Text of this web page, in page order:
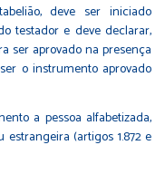
deve ser iniciado
testador e deve declarar,
ser aprovado na presença
o instrumento aprovado
a pessoa alfabetizada,
(artigos 1.872 e